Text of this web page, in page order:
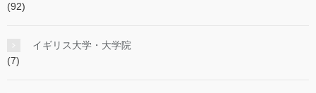
(92)
イギリス大学・大学院
(7)